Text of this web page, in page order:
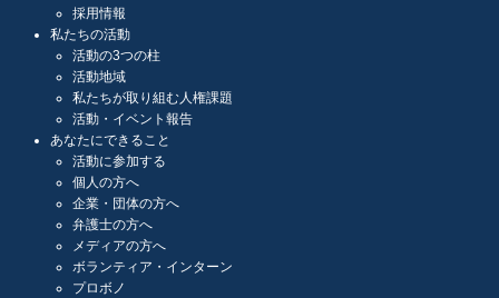
採用情報
私たちの活動
活動の3つの柱
活動地域
私たちが取り組む人権課題
活動・イベント報告
あなたにできること
活動に参加する
個人の方へ
企業・団体の方へ
弁護士の方へ
メディアの方へ
ボランティア・インターン
プロボノ